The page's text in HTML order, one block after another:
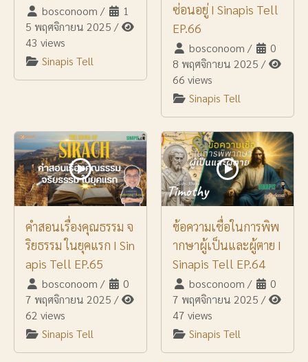
bosconoom /
1
5 พฤศจิกายน 2025 /
43 views
Sinapis Tell
ซ่อนอยู่ I Sinapis Tell
EP.66
bosconoom /
0
8 พฤศจิกายน 2025 /
66 views
Sinapis Tell
คำสอนเรื่องคุณธรรม จ
ริยธรรม ในยุคแรก I Sin
apis Tell EP.65
bosconoom /
0
7 พฤศจิกายน 2025 /
62 views
Sinapis Tell
ข้อความเชื่อในการพิพ
ากษาผู้เป็นและผู้ตาย I
Sinapis Tell EP.64
bosconoom /
0
7 พฤศจิกายน 2025 /
47 views
Sinapis Tell